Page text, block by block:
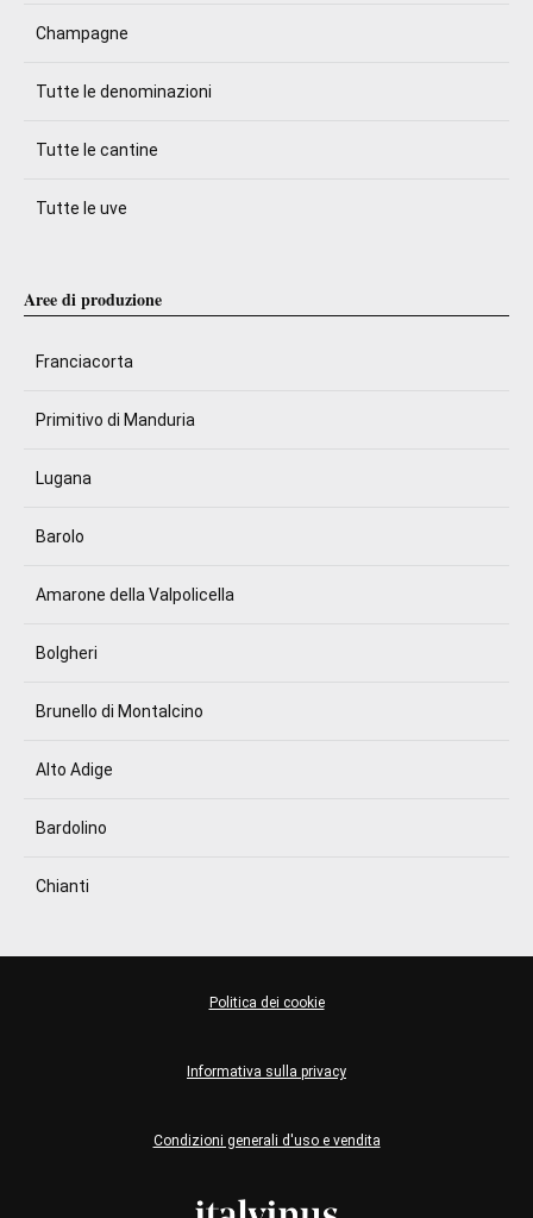
Champagne
Tutte le denominazioni
Tutte le cantine
Tutte le uve
Aree di produzione
Franciacorta
Primitivo di Manduria
Lugana
Barolo
Amarone della Valpolicella
Bolgheri
Brunello di Montalcino
Alto Adige
Bardolino
Chianti
Condizioni generali d'uso e vendita
Informativa sulla privacy
Politica dei cookie